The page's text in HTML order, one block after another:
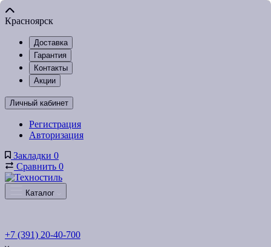
Красноярск
Доставка
Гарантия
Контакты
Акции
Личный кабинет
Регистрация
Авторизация
Закладки 0
Сравнить 0
Каталог
+7 (391) 20-40-700